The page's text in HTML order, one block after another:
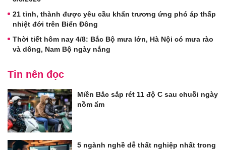
21 tỉnh, thành được yêu cầu khẩn trương ứng phó áp thấp
nhiệt đới trên Biển Đông
Thời tiết hôm nay 4/8: Bắc Bộ mưa lớn, Hà Nội có mưa rào
và dông, Nam Bộ ngày nắng
Tin nên đọc
Miền Bắc sắp rét 11 độ C sau chuỗi ngày
nồm ẩm
5 ngành nghề dễ thất nghiệp nhất trong